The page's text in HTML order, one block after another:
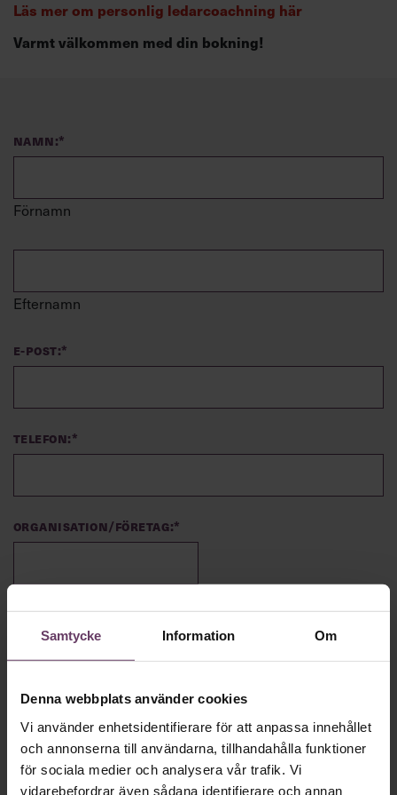
Samtycke Information Om
Denna webbplats använder cookies
Vi använder enhetsidentifierare för att anpassa innehållet
och annonserna till användarna, tillhandahålla funktioner
för sociala medier och analysera vår trafik. Vi
vidarebefordrar även sådana identifierare och annan
Läs mer om personlig ledarcoachning här
Varmt välkommen med din bokning!
Namn:*
Förnamn
Efternamn
E-post:*
Telefon:*
Organisation/företag:*
Roll/befattning:*
Hur vill du helst bli coachad?*
På distans (via Teams/Zoom)
På plats (vid Fridhemsplan i Stockholm)